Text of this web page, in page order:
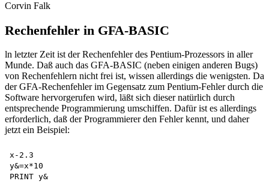
Corvin Falk
Rechenfehler in GFA-BASIC
ln letzter Zeit ist der Rechenfehler des Pentium-Prozessors in aller
Munde. Daß auch das GFA-BASIC (neben einigen anderen Bugs)
von Rechenfehlern nicht frei ist, wissen allerdings die wenigsten. Da
der GFA-Rechenfehler im Gegensatz zum Pentium-Fehler durch die
Software hervorgerufen wird, läßt sich dieser natürlich durch
entsprechende Programmierung umschiffen. Dafür ist es allerdings
erforderlich, daß der Programmierer den Fehler kennt, und daher
jetzt ein Beispiel:
x-2.3
y&=x*10